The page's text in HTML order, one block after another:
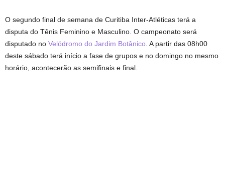
O segundo final de semana de Curitiba Inter-Atléticas terá a
disputa do Tênis Feminino e Masculino. O campeonato será
disputado no Velódromo do Jardim Botânico . A partir das 08h00
deste sábado terá início a fase de grupos e no domingo no mesmo
horário, acontecerão as semifinais e final.